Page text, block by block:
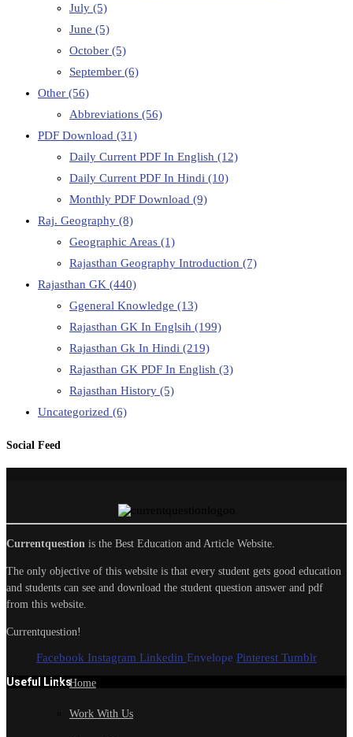
July (5)
June (5)
October (5)
September (6)
Other (56)
Abbreviations (56)
PDF Download (31)
Daily Current PDF In English (12)
Daily Current PDF In Hindi (10)
Monthly PDF Download (9)
Raj. Geography (8)
Geographic Areas (1)
Rajasthan Geography Introduction (7)
Rajasthan GK (440)
Ggeneral Knowledge (13)
Rajasthan GK In Englsih (199)
Rajasthan Gk In Hindi (219)
Rajasthan GK PDF In English (3)
Rajasthan History (5)
Uncategorized (6)
Social Feed
Currentquestion is the Best Education and Article Website.
The only objective of this website is that every student gets good education
and students can see and download the student question answer and pdf
from this website.
Currentquestion!
Facebook Instagram Linkedin Envelope Pinterest Tumblr
Useful LinksHome
Work With Us